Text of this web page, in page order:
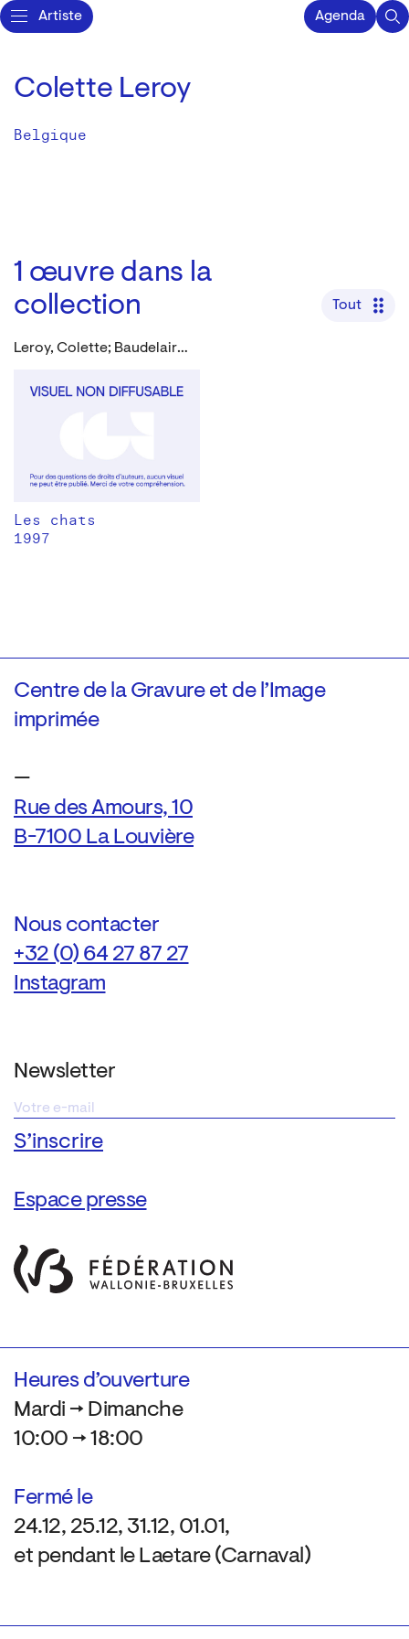
Artiste Agenda
Colette Leroy
Belgique
1 œuvre dans la
collection
Tout
Leroy, Colette; Baudelaire, Charles
Les chats
1997
Centre de la Gravure et de l’Image
imprimée
—
Rue des Amours, 10
B-7100 La Louvière
Nous contacter
+32 (0) 64 27 87 27
Instagram
Newsletter
Espace presse
Heures d’ouverture
Mardi → Dimanche
10:00 → 18:00
Fermé le
24.12, 25.12, 31.12, 01.01,
et pendant le Laetare (Carnaval)